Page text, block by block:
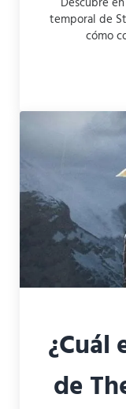
temporal de
cómo
¿Cuál
de